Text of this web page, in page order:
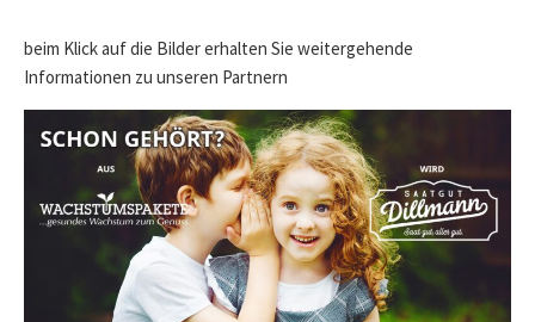
beim Klick auf die Bilder erhalten Sie weitergehende
Informationen zu unseren Partnern